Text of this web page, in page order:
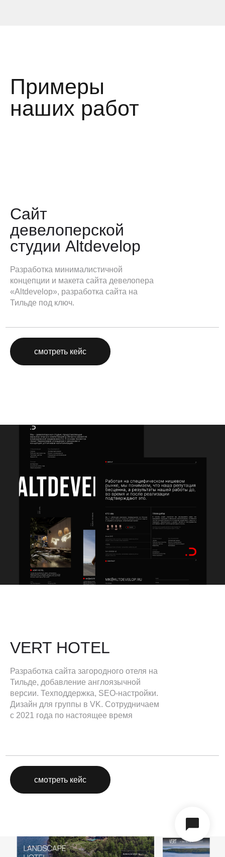
Примеры
наших работ
Сайт
девелоперской
студии Altdevelop
Разработка минималистичной
концепции и макета сайта девелопера
«Altdevelop», разработка сайта на
Тильде под ключ.
смотреть кейс
VERT HOTEL
Разработка сайта загородного отеля на
Тильде, добавление англоязычной
версии. Техподдержка, SEO-настройки.
Дизайн для группы в VK. Сотрудничаем
с 2021 года по настоящее время
смотреть кейс